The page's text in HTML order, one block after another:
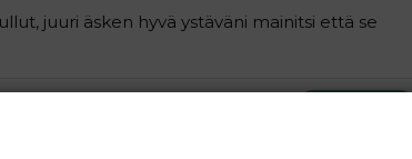
juuri äsken hyvä ystäväni mainitsi että se